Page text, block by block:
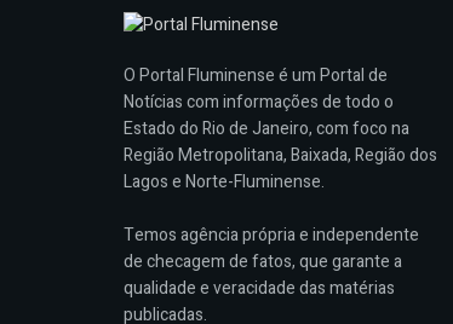
O Portal Fluminense é um Portal de
Notícias com informações de todo o
Estado do Rio de Janeiro, com foco na
Região Metropolitana, Baixada, Região dos
Lagos e Norte-Fluminense.
Temos agência própria e independente
de checagem de fatos, que garante a
qualidade e veracidade das matérias
publicadas.